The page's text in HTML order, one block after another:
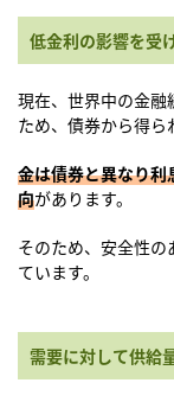
低金利の影響を受
現在、世界中の金融
ため、債券から得ら
金は債券と異なり
向があります。
そのため、安全性
ています。
需要に対して供給